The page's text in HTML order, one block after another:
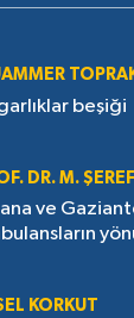
beşiği
DR. M.
ve
KORKUT